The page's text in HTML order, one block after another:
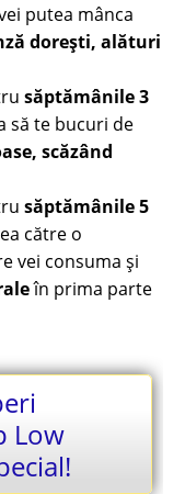
putea mânca
dorești, alături
săptămânile 3
să te bucuri de
scăzând
săptămânile 5
către o
vei consuma și
în prima parte
Low